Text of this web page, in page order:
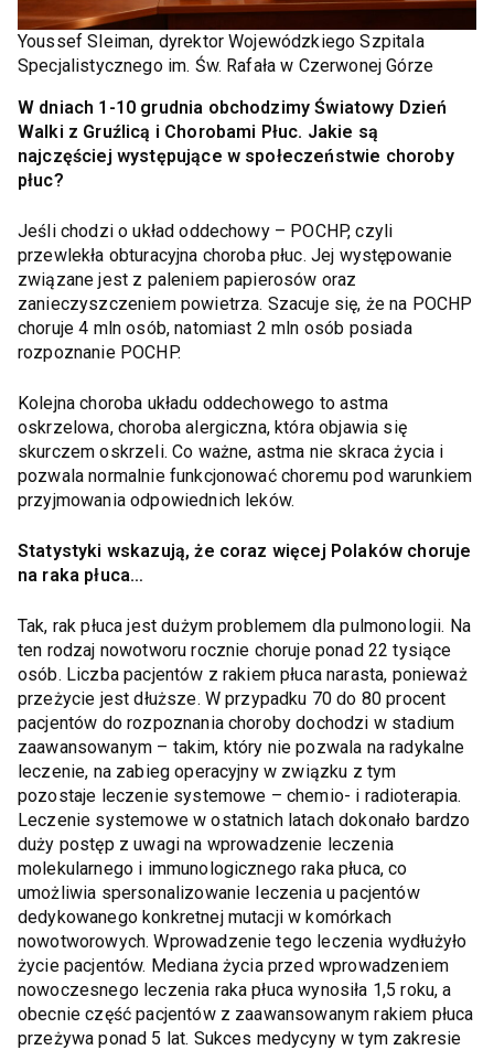
Youssef Sleiman, dyrektor Wojewódzkiego Szpitala
Specjalistycznego im. Św. Rafała w Czerwonej Górze
W dniach 1-10 grudnia obchodzimy Światowy Dzień
Walki z Gruźlicą i Chorobami Płuc. Jakie są
najczęściej występujące w społeczeństwie choroby
płuc?
Jeśli chodzi o układ oddechowy – POCHP, czyli
przewlekła obturacyjna choroba płuc. Jej występowanie
związane jest z paleniem papierosów oraz
zanieczyszczeniem powietrza. Szacuje się, że na POCHP
choruje 4 mln osób, natomiast 2 mln osób posiada
rozpoznanie POCHP.
Kolejna choroba układu oddechowego to astma
oskrzelowa, choroba alergiczna, która objawia się
skurczem oskrzeli. Co ważne, astma nie skraca życia i
pozwala normalnie funkcjonować choremu pod warunkiem
przyjmowania odpowiednich leków.
Statystyki wskazują, że coraz więcej Polaków choruje
na raka płuca…
Tak, rak płuca jest dużym problemem dla pulmonologii. Na
ten rodzaj nowotworu rocznie choruje ponad 22 tysiące
osób. Liczba pacjentów z rakiem płuca narasta, ponieważ
przeżycie jest dłuższe. W przypadku 70 do 80 procent
pacjentów do rozpoznania choroby dochodzi w stadium
zaawansowanym – takim, który nie pozwala na radykalne
leczenie, na zabieg operacyjny w związku z tym
pozostaje leczenie systemowe – chemio- i radioterapia.
Leczenie systemowe w ostatnich latach dokonało bardzo
duży postęp z uwagi na wprowadzenie leczenia
molekularnego i immunologicznego raka płuca, co
umożliwia spersonalizowanie leczenia u pacjentów
dedykowanego konkretnej mutacji w komórkach
nowotworowych. Wprowadzenie tego leczenia wydłużyło
życie pacjentów. Mediana życia przed wprowadzeniem
nowoczesnego leczenia raka płuca wynosiła 1,5 roku, a
obecnie część pacjentów z zaawansowanym rakiem płuca
przeżywa ponad 5 lat. Sukces medycyny w tym zakresie